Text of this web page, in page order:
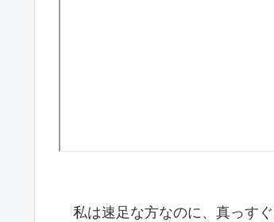
私は速足な方なのに、真っす